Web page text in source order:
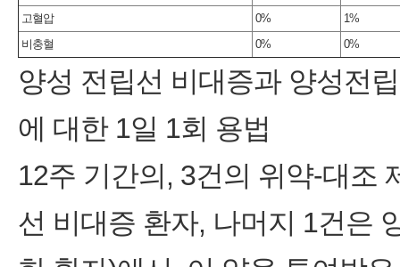
고혈압
0%
1%
비충혈
0% 0%
양성 전립선 비대증과 양성전
에 대한 1일 1회 용법
12주 기간의, 3건의 위약-대조
선 비대증 환자, 나머지 1건은